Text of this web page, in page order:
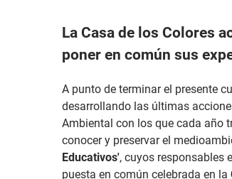
La Casa de los Colores
poner en común sus
A punto de terminar el presente
desarrollando las últimas
Ambiental con los que cada año
conocer y preservar el
Educativos', cuyos responsables
puesta en común celebrada en la